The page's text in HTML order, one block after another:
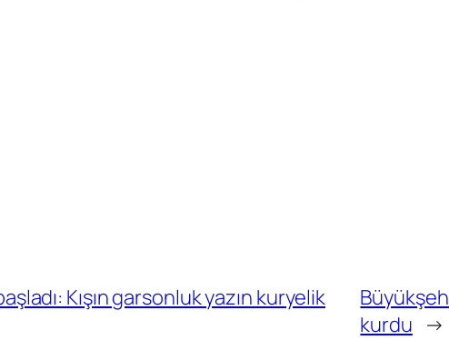
Kışın garsonluk yazın kuryelik
kurdu →